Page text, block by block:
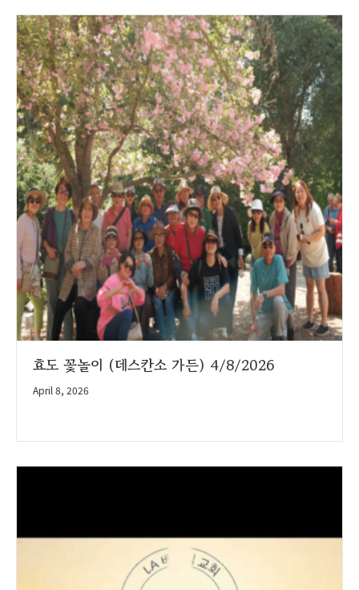
효도 꽃놀이 (데스칸소 가든) 4/8/2026
April 8, 2026